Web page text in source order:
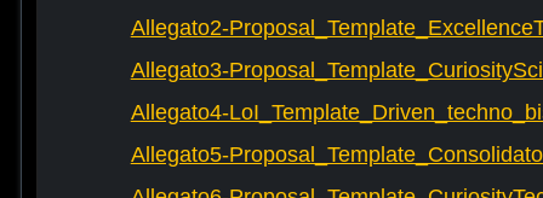
Allegato2-
Allegato3-
Allegato4-
Allegato5-